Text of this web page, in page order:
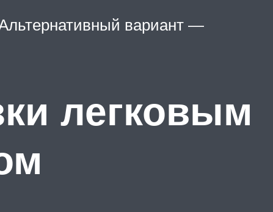
вариант —
легковым